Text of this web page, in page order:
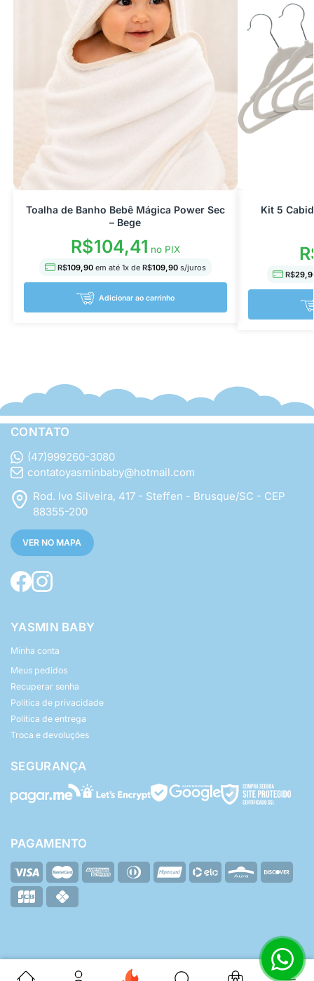
Toalha de Banho Bebê Mágica Power Sec
– Bege
R$104,41 no PIX
R$109,90 em até 1x de R$109,90s/juros
Adicionar ao carrinho
Kit 5
R$
CONTATO
(47)999260-3080
contatoyasminbaby@hotmail.com
Rod. Ivo Silveira, 417 - Steffen - Brusque/SC - CEP
88355-200
VER NO MAPA
YASMIN BABY
Minha conta
Meus pedidos
Recuperar senha
Política de privacidade
Política de entrega
Troca e devoluções
SEGURANÇA
PAGAMENTO
© Yasmin Baby - Todos os direitos reservados.
Desenvolvido por: ZHF Mídia Digital